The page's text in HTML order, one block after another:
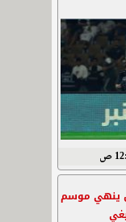
ينهي موسم